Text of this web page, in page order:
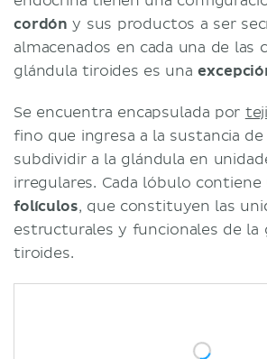
cordón y sus productos a ser
almacenados en cada una de las
glándula tiroides es una
Se encuentra encapsulada por
fino que ingresa a la sustancia
subdividir a la glándula en
irregulares. Cada lóbulo
folículos, que constituyen las
estructurales y funcionales de la
tiroides.